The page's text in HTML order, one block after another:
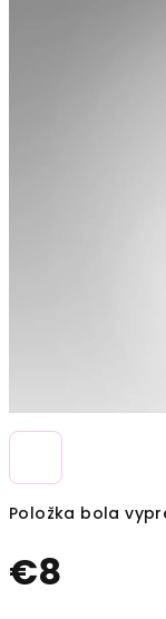
Položka bola
€8